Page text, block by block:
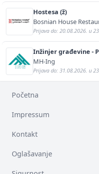
Hostesa (ž)
Bosnian House
Prijava do: 20.08.2026. u
Inžinjer građevine -
MH-Ing
Prijava do: 31.08.2026. u
Početna
Impressum
Kontakt
Oglašavanje